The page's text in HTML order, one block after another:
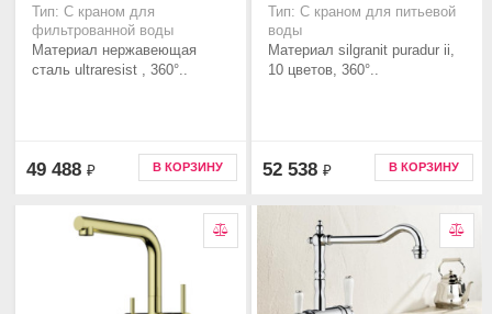
Тип: С краном для
фильтрованной воды
Материал нержавеющая
сталь ultraresist , 360°..
49 488 ₽ В КОРЗИНУ
Тип: С краном для питьевой
воды
Материал silgranit puradur ii,
10 цветов, 360°..
52 538 ₽ В КОРЗИНУ